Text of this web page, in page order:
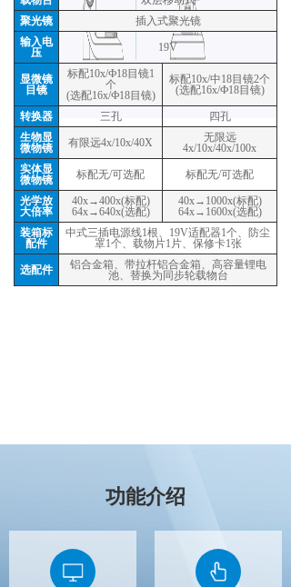
聚光镜
插入式聚光镜
输入电
压
19V
显微镜
目镜
标配10x/Ф18目镜1
个
(选配16x/Ф18目镜)
标配10x/中18目镜2个
(选配16x/Ф18目镜)
转换器 三孔
四孔
生物显
微物镜
有限远4x/10x/40X
无限远
4x/10x/40x/100x
实体显
微物镜
标配无/可选配 标配无/可选配
光学放
大倍率
40x→400x(标配)
64x→640x(选配)
40x→1000x(标配)
64x→1600x(选配)
装箱标
配件
中式三插电源线1根、19V适配器1个、防尘
罩1个、载物片1片、保修卡1张
选配件
铝合金箱、带拉杆铝合金箱、高容量锂电
池、替换为同步轮载物台
功能介绍